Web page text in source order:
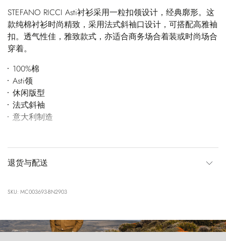
STEFANO RICCI Asti衬衫采用一粒扣领设计，经典廓形。这
款纯棉衬衫时尚精致，采用法式斜袖口设计，可搭配高雅袖
扣。透气性佳，雅致款式，亦适合商务场合着装或时尚场合
穿着。
100%棉
Asti领
休闲版型
法式斜袖
意大利制造
退货与配送
SKU: MC003693-BN2903